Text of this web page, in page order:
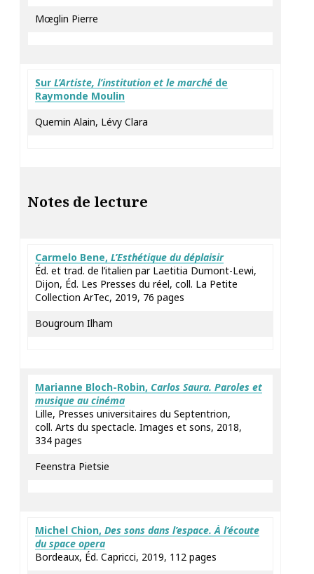
Mœglin Pierre
Sur L’Artiste, l’institution et le marché de
Raymonde Moulin
Quemin Alain, Lévy Clara
Notes de lecture
Carmelo Bene, L’Esthétique du déplaisir
Éd. et trad. de l’italien par Laetitia Dumont-Lewi,
Dijon, Éd. Les Presses du réel, coll. La Petite
Collection ArTec, 2019, 76 pages
Bougroum Ilham
Marianne Bloch-Robin, Carlos Saura. Paroles et
musique au cinéma
Lille, Presses universitaires du Septentrion,
coll. Arts du spectacle. Images et sons, 2018,
334 pages
Feenstra Pietsie
Michel Chion, Des sons dans l’espace. À l’écoute
du space opera
Bordeaux, Éd. Capricci, 2019, 112 pages